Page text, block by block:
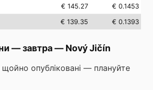
€ 145.27
€ 0.1453
€ 139.35 € 0.1393
— завтра— Nový Jičín
щойно опубліковані — плануйте